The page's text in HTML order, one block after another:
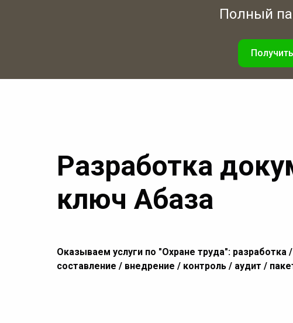
Полный
Разработка
ключ Абаза
Оказываем услуги по "Охране труда":
составление / внедрение / контроль / аудит /